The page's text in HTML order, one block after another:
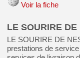
Voir la fiche
LE SOURIRE DE
LE SOURIRE DE
prestations de